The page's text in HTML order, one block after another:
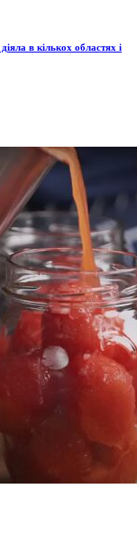
в кількох областях і